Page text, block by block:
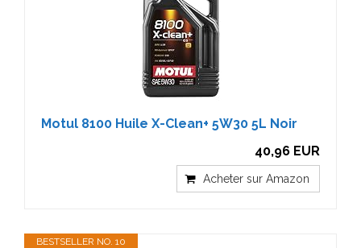
Motul 8100 Huile X-Clean+ 5W30 5L Noir
40,96 EUR
Acheter sur Amazon
BESTSELLER NO. 10